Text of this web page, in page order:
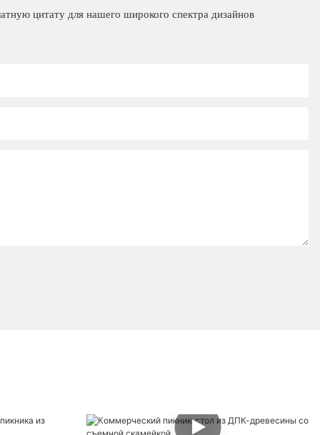
цитату для нашего широкого спектра дизайнов